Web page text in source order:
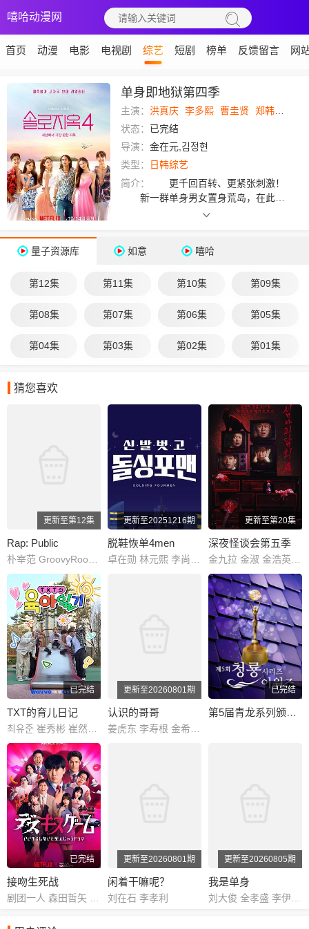
嘻哈动漫网
首页 动漫 电影 电视剧 综艺 短剧 榜单 反馈留言 网
单身即地狱第四季
主演： 洪真庆 李多熙 曹圭贤 郑韩海
状态： 已完结
导演： 金在元,김정현
类型：
日韩综艺
简介：
更千回百转、更紧张刺激！
新一群单身男女置身荒岛，在此寻
找爱情。谁能脱单进天堂？真心实意的
量子资源库 如意 嘻哈
第12集 第11集 第10集 第09集
第08集 第07集 第06集 第05集
第04集 第03集 第02集 第01集
猜您喜欢
更新至第12集
Rap: Public
更新至20251216期
脱鞋恢单4men
更新至第20集
深夜怪谈会第五季
金九拉 金淑 金浩英 池艺恩
已完结
TXT的育儿日记
更新至20260801期
认识的哥哥
已完结
第5届青龙系列颁奖典礼
已完结
接吻生死战
更新至20260801期
闲着干嘛呢？
刘在石 李孝利
更新至20260805期
我是单身
刘大俊 全孝盛 李伊庚 宋海娜